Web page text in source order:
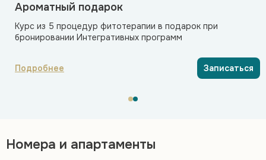
Ароматный подарок
Курс из 5 процедур фитотерапии в подарок при
бронировании Интегративных программ
Подробнее Записаться
Номера и апартаменты